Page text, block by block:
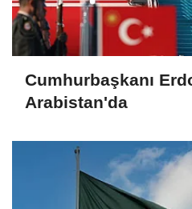
Cumhurbaşkanı
Arabistan'da